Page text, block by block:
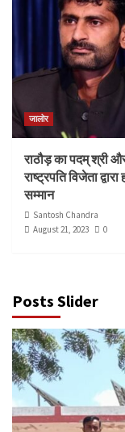
जालोर
राठौड़ का पदम् श्री
राष्ट्रपति विजेता द्वारा
सम्मान
Santosh Chandra
August 21, 2023
0
Posts Slider